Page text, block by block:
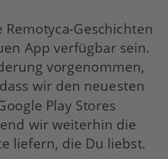
Geschichten
App verfügbar sein.
vorgenommen,
wir den neuesten
Play Stores
wir weiterhin die
liefern, die Du liebst.